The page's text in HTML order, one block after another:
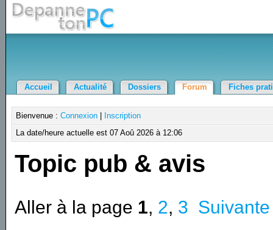
Accueil Actualité Dossiers Forum Fiches
Bienvenue :Connexion
Inscription
La date/heure actuelle est 07 Aoû 2026 à 12:06
Topic pub & avis
Aller à la page 1, 2, 3 Suivante